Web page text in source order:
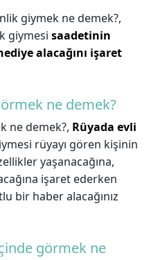
giymek ne demek?,
giymesi saadetinin
alacağını işaret
ne demek?
ne demek?, Rüyada evli
rüyayı gören kişinin
yaşanacağına,
işaret ederken
bir haber alacağınız
görmek ne